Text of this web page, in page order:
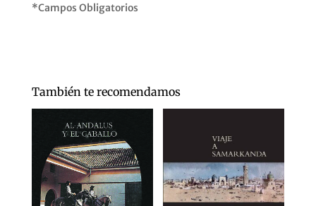
*Campos Obligatorios
También te recomendamos